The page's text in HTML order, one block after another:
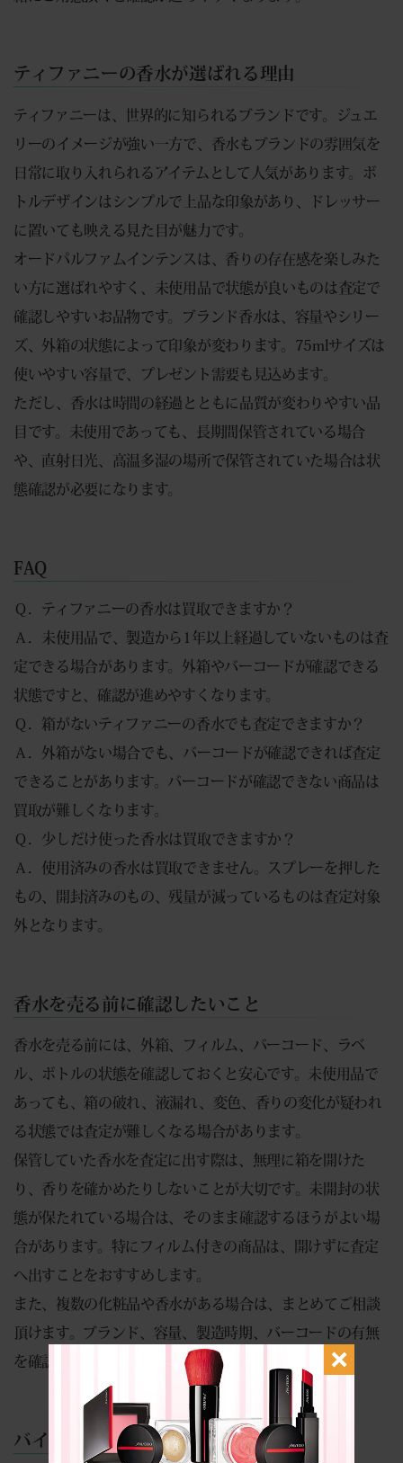
ティファニーの香水が選ばれる理由
ティファニーは、世界的に知られるブランドです。ジュエ
リーのイメージが強い一方で、香水もブランドの雰囲気を
日常に取り入れられるアイテムとして人気があります。ボ
トルデザインはシンプルで上品な印象があり、ドレッサー
に置いても映える見た目が魅力です。
オードパルファムインテンスは、香りの存在感を楽しみた
い方に選ばれやすく、未使用品で状態が良いものは査定で
確認しやすいお品物です。ブランド香水は、容量やシリー
ズ、外箱の状態によって印象が変わります。75mlサイズは
使いやすい容量で、プレゼント需要も見込めます。
ただし、香水は時間の経過とともに品質が変わりやすい品
目です。未使用であっても、長期間保管されている場合
や、直射日光、高温多湿の場所で保管されていた場合は状
態確認が必要になります。
FAQ
Ｑ．ティファニーの香水は買取できますか？
Ａ．未使用品で、製造から1年以上経過していないものは査
定できる場合があります。外箱やバーコードが確認できる
状態ですと、確認が進めやすくなります。
Ｑ．箱がないティファニーの香水でも査定できますか？
Ａ．外箱がない場合でも、バーコードが確認できれば査定
できることがあります。バーコードが確認できない商品は
買取が難しくなります。
Ｑ．少しだけ使った香水は買取できますか？
Ａ．使用済みの香水は買取できません。スプレーを押した
もの、開封済みのもの、残量が減っているものは査定対象
外となります。
香水を売る前に確認したいこと
香水を売る前には、外箱、フィルム、バーコード、ラベ
ル、ボトルの状態を確認しておくと安心です。未使用品で
あっても、箱の破れ、液漏れ、変色、香りの変化が疑われ
る状態では査定が難しくなる場合があります。
保管していた香水を査定に出す際は、無理に箱を開けた
り、香りを確かめたりしないことが大切です。未開封の状
態が保たれている場合は、そのまま確認するほうがよい場
合があります。特にフィルム付きの商品は、開けずに査定
へ出すことをおすすめします。
また、複数の化粧品や香水がある場合は、まとめてご相談
頂けます。ブランド、容量、製造時期、バーコードの有無
を確認しながら、一点ごとに査定いたします。
バイセラジャパンの化粧品と香水の買取